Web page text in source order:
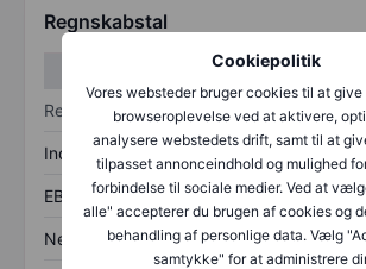
Cookiepolitik
Vores websteder bruger cookies til at give
browseroplevelse ved at aktivere,
analysere webstedets drift, samt til at
tilpasset annonceindhold og mulighed
forbindelse til sociale medier. Ved at
alle" accepterer du brugen af cookies og
behandling af personlige data. Vælg
samtykke" for at administrere
Regnskabstal
1. kvt.
Resultatopgørelse
Indtægter XXXXXXX
EBITDA XXXXXXX
Nettoresultat XXXXXXX